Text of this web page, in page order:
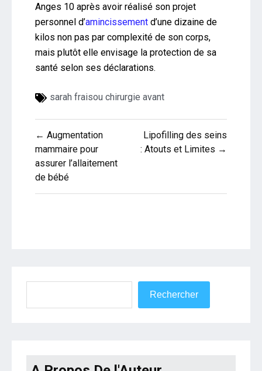
Anges 10 après avoir réalisé son projet
personnel d’amincissement d’une dizaine de
kilos non pas par complexité de son corps,
mais plutôt elle envisage la protection de sa
santé selon ses déclarations.
sarah fraisou chirurgie avant
Navigation
de
l’article
← Augmentation
mammaire pour
assurer l’allaitement
de bébé
Lipofilling des seins
: Atouts et Limites →
Rechercher